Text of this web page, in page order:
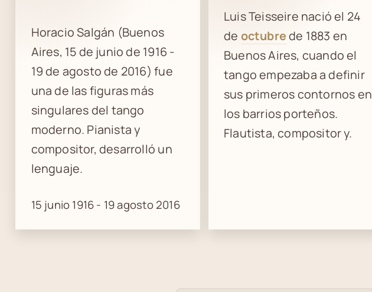
Horacio Salgán (Buenos
Aires, 15 de junio de 1916 -
19 de agosto de 2016) fue
una de las figuras más
singulares del tango
moderno. Pianista y
compositor, desarrolló un
lenguaje.
15 junio 1916 - 19 agosto 2016
Luis Teisseire nació el 24
de octubrede 1883 en
Buenos Aires, cuando el
tango empezaba a definir
sus primeros contornos en
los barrios porteños.
Flautista, compositor y.